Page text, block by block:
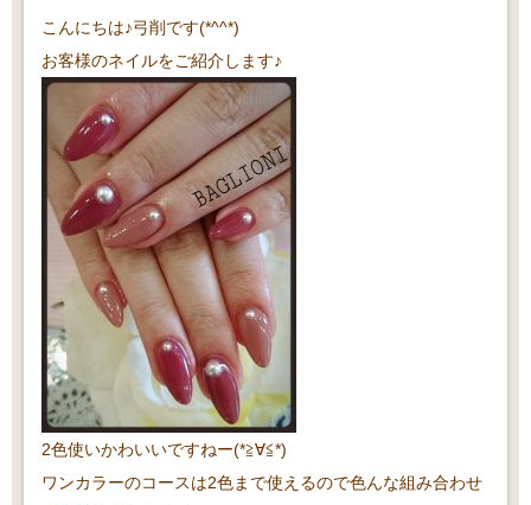
こんにちは♪弓削です(*^^*)
お客様のネイルをご紹介します♪
2色使いかわいいですねー(*≧∀≦*)
ワンカラーのコースは2色まで使えるので色んな組み合わせ